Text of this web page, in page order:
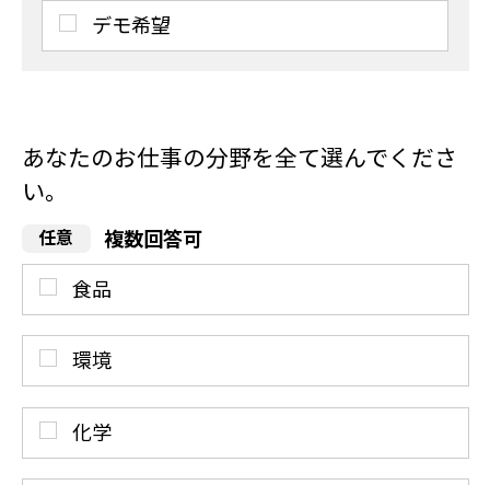
デモ希望
あなたのお仕事の分野を全て選んでくださ
い。
複数回答可
食品
環境
化学